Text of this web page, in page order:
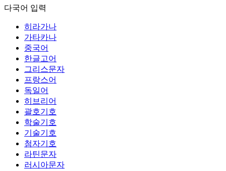
다국어 입력
히라가나
가타카나
중국어
한글고어
그리스문자
프랑스어
독일어
히브리어
괄호기호
학술기호
기술기호
첨자기호
라틴문자
러시아문자